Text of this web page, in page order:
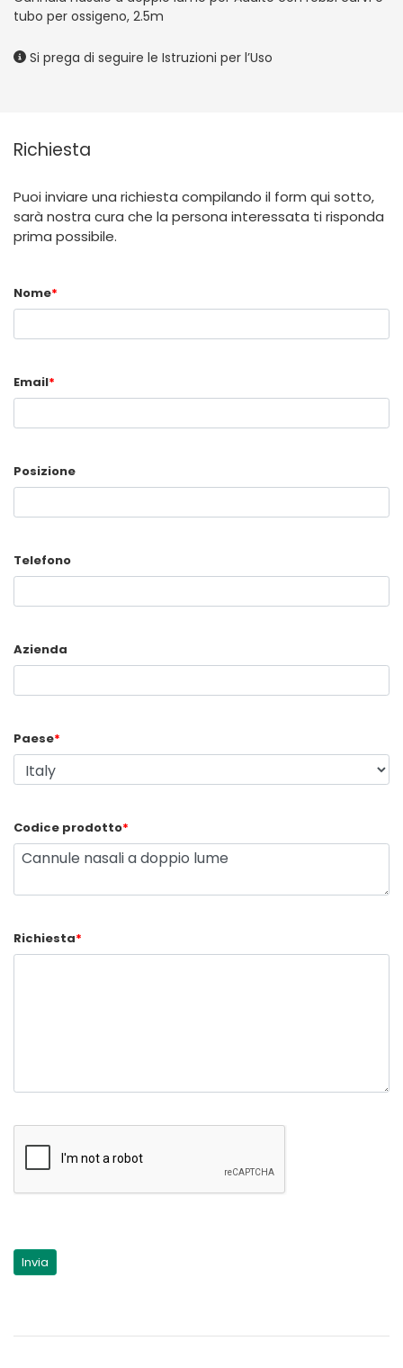
tubo per ossigeno, 2.5m
Si prega di seguire le Istruzioni per l’Uso
Richiesta
Puoi inviare una richiesta compilando il form qui sotto,
sarà nostra cura che la persona interessata ti risponda
prima possibile.
Nome*
Email*
Posizione
Telefono
Azienda
Paese*
Codice prodotto*
Richiesta*